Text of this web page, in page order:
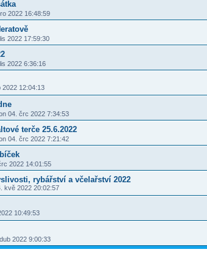
2022 16:48:59
2022 17:59:30
2022 6:36:16
2022 12:04:13
04. črc 2022 7:34:53
terče 25.6.2022
04. črc 2022 7:21:42
2022 14:01:55
rybářství a včelařství 2022
kvě 2022 20:02:57
10:49:53
2022 9:00:33